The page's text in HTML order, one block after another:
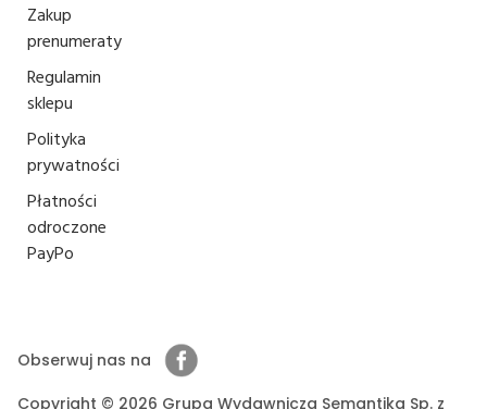
Zakup
prenumeraty
Regulamin
sklepu
Polityka
prywatności
Płatności
odroczone
PayPo
Obserwuj nas na
Copyright © 2026 Grupa Wydawnicza Semantika Sp. z